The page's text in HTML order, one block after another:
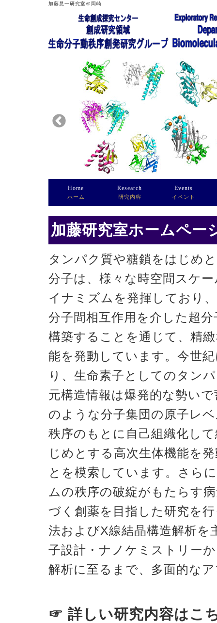
加藤晃一研究室＠岡崎
Home
ホーム
Research
研究内容
Events
イベント
加藤研究室ホームペー
タンパク質や糖鎖をはじめ
分子は、様々な時空間スケ
イナミズムを発揮しており
分子間相互作用を介した超
構築することを通じて、精
能を発動しています。今世
り、生命素子としてのタン
元構造情報は爆発的な勢い
のような分子集団の原子レ
秩序のもとに自己組織化し
じめとする高次生体機能を
とを模索しています。さら
ムの秩序の破綻がもたらす
づく創薬を目指した研究を
法およびX線結晶構造解析を
子設計・ナノケミストリー
解析に至るまで、多面的な
☞ 詳しい研究内容はこ